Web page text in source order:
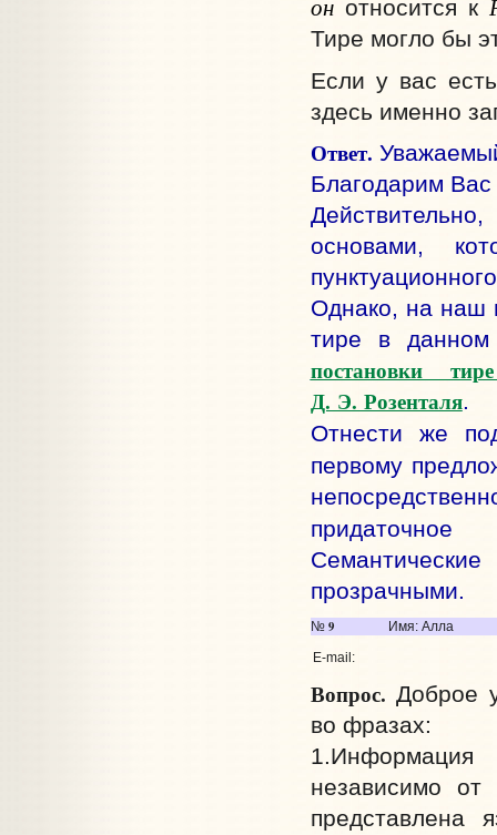
относится к
Тире могло бы
Если у вас
здесь именно
Ответ.
Благодарим
основами,
Однако, на наш
тире в данном
постановки
Д. Э. Розенталя.
Отнести же
первому
придаточное
прозрачными.
№9
Имя: Алла
E-mail:
Вопрос. Доброе
во фразах:
1.Информация
независимо
представлена